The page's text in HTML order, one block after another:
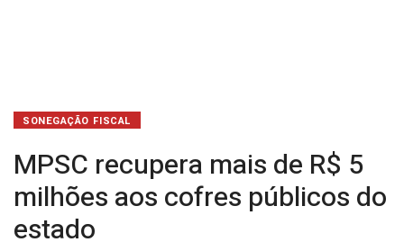
SONEGAÇÃO FISCAL
MPSC recupera mais de R$ 5
milhões aos cofres públicos do
estado